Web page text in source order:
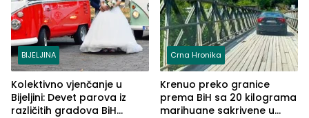
BIJELJINA
Kolektivno vjenčanje u
Bijeljini: Devet parova iz
različitih gradova BiH
Crna Hronika
Krenuo preko granice
prema BiH sa 20 kilograma
marihuane sakrivene u